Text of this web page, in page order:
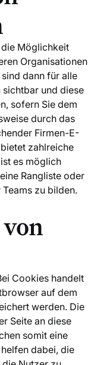
Möglichkeit
Organisationen
dann für alle
und diese
sofern Sie dem
durch das
Firmen-E-
zahlreiche
es möglich
Rangliste oder
zu bilden.
Cookies handelt
auf dem
werden. Die
Seite an diese
somit eine
dabei, die